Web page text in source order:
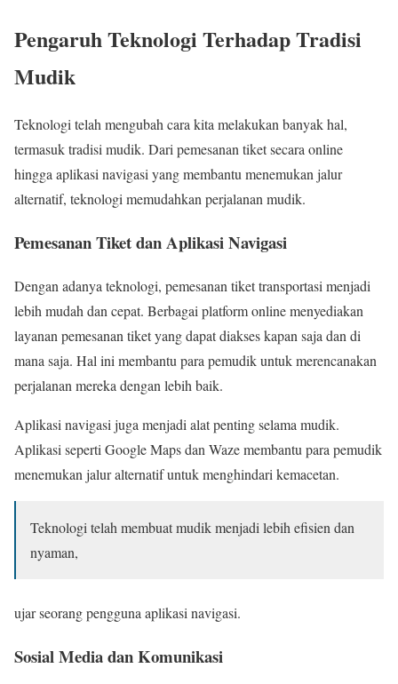
Pengaruh Teknologi Terhadap Tradisi
Mudik
Teknologi telah mengubah cara kita melakukan banyak hal,
termasuk tradisi mudik. Dari pemesanan tiket secara online
hingga aplikasi navigasi yang membantu menemukan jalur
alternatif, teknologi memudahkan perjalanan mudik.
Pemesanan Tiket dan Aplikasi Navigasi
Dengan adanya teknologi, pemesanan tiket transportasi menjadi
lebih mudah dan cepat. Berbagai platform online menyediakan
layanan pemesanan tiket yang dapat diakses kapan saja dan di
mana saja. Hal ini membantu para pemudik untuk merencanakan
perjalanan mereka dengan lebih baik.
Aplikasi navigasi juga menjadi alat penting selama mudik.
Aplikasi seperti Google Maps dan Waze membantu para pemudik
menemukan jalur alternatif untuk menghindari kemacetan.
Teknologi telah membuat mudik menjadi lebih efisien dan
nyaman,
ujar seorang pengguna aplikasi navigasi.
Sosial Media dan Komunikasi